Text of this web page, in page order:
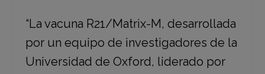
“La vacuna R21/Matrix-M, desarrollada
por un equipo de investigadores de la
Universidad de Oxford, liderado por